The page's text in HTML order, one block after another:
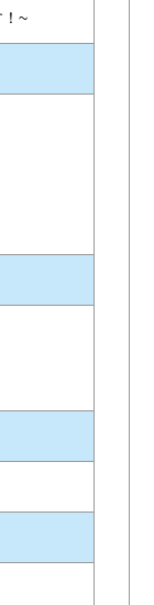
！~